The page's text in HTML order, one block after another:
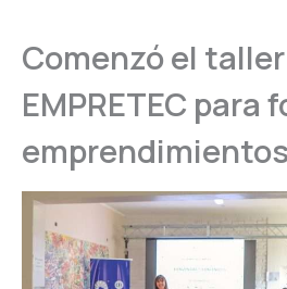
Comenzó el
EMPRETEC para